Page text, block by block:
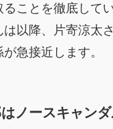
ことを徹底して
以降、片寄涼太
急接近します。
ノースキャン